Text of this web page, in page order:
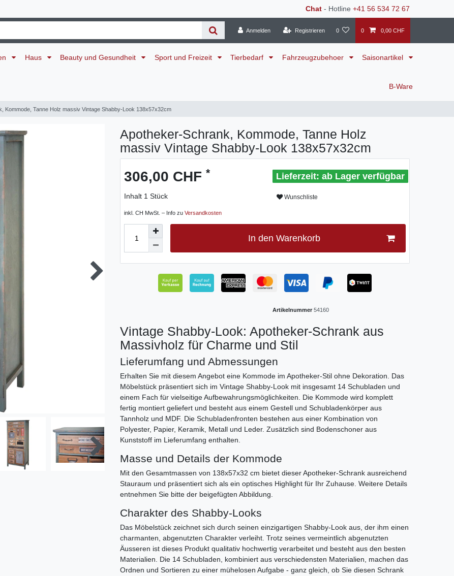
Chat - Hotline +41 56 534 72 67
Anmelden Registrieren 0 0 0,00 CHF
Haus Beauty und Gesundheit Sport und Freizeit Tierbedarf Fahrzeugzubehoer Saisonartikel
B-Ware
Kommode, Tanne Holz massiv Vintage Shabby-Look 138x57x32cm
Apotheker-Schrank, Kommode, Tanne Holz
massiv Vintage Shabby-Look 138x57x32cm
306,00 CHF *
Inhalt 1 Stück
inkl. CH MwSt. – Info zu Versandkosten
ab Lager verfügbar
Wunschliste
In den Warenkorb
Artikelnummer 54160
Vintage Shabby-Look: Apotheker-Schrank aus
Massivholz für Charme und Stil
Lieferumfang und Abmessungen
Erhalten Sie mit diesem Angebot eine Kommode im Apotheker-Stil ohne Dekoration. Das
Möbelstück präsentiert sich im Vintage Shabby-Look mit insgesamt 14 Schubladen und
einem Fach für vielseitige Aufbewahrungsmöglichkeiten. Die Kommode wird komplett
fertig montiert geliefert und besteht aus einem Gestell und Schubladenkörper aus
Tannholz und MDF. Die Schubladenfronten bestehen aus einer Kombination von
Polyester, Papier, Keramik, Metall und Leder. Zusätzlich sind Bodenschoner aus
Kunststoff im Lieferumfang enthalten.
Masse und Details der Kommode
Mit den Gesamtmassen von 138x57x32 cm bietet dieser Apotheker-Schrank ausreichend
Stauraum und präsentiert sich als ein optisches Highlight für Ihr Zuhause. Weitere Details
entnehmen Sie bitte der beigefügten Abbildung.
Charakter des Shabby-Looks
Das Möbelstück zeichnet sich durch seinen einzigartigen Shabby-Look aus, der ihm einen
charmanten, abgenutzten Charakter verleiht. Trotz seines vermeintlich abgenutzten
Äusseren ist dieses Produkt qualitativ hochwertig verarbeitet und besteht aus den besten
Materialien. Die 14 Schubladen, kombiniert aus verschiedensten Materialien, machen das
Ordnen und Sortieren zu einer mühelosen Aufgabe - ganz gleich, ob Sie diesen Schrank